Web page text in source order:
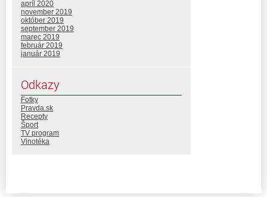
apríl 2020
november 2019
október 2019
september 2019
marec 2019
február 2019
január 2019
Odkazy
Fotky
Pravda.sk
Recepty
Šport
TV program
Vinotéka